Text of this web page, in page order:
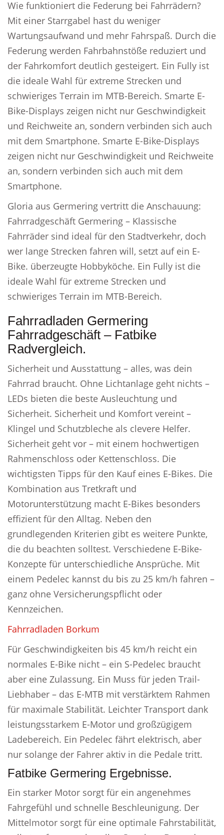
Wie funktioniert die Federung bei Fahrrädern?
Mit einer Starrgabel hast du weniger
Wartungsaufwand und mehr Fahrspaß. Durch die
Federung werden Fahrbahnstöße reduziert und
der Fahrkomfort deutlich gesteigert. Ein Fully ist
die ideale Wahl für extreme Strecken und
schwieriges Terrain im MTB-Bereich. Smarte E-
Bike-Displays zeigen nicht nur Geschwindigkeit
und Reichweite an, sondern verbinden sich auch
mit dem Smartphone. Smarte E-Bike-Displays
zeigen nicht nur Geschwindigkeit und Reichweite
an, sondern verbinden sich auch mit dem
Smartphone.
Gloria aus Germering vertritt die Anschauung:
Fahrradgeschäft Germering – Klassische
Fahrräder sind ideal für den Stadtverkehr, doch
wer lange Strecken fahren will, setzt auf ein E-
Bike. überzeugte Hobbyköche. Ein Fully ist die
ideale Wahl für extreme Strecken und
schwieriges Terrain im MTB-Bereich.
Fahrradladen Germering
Fahrradgeschäft – Fatbike
Radvergleich.
Sicherheit und Ausstattung – alles, was dein
Fahrrad braucht. Ohne Lichtanlage geht nichts –
LEDs bieten die beste Ausleuchtung und
Sicherheit. Sicherheit und Komfort vereint –
Klingel und Schutzbleche als clevere Helfer.
Sicherheit geht vor – mit einem hochwertigen
Rahmenschloss oder Kettenschloss. Die
wichtigsten Tipps für den Kauf eines E-Bikes. Die
Kombination aus Tretkraft und
Motorunterstützung macht E-Bikes besonders
effizient für den Alltag. Neben den
grundlegenden Kriterien gibt es weitere Punkte,
die du beachten solltest. Verschiedene E-Bike-
Konzepte für unterschiedliche Ansprüche. Mit
einem Pedelec kannst du bis zu 25 km/h fahren –
ganz ohne Versicherungspflicht oder
Kennzeichen.
Fahrradladen Borkum
Für Geschwindigkeiten bis 45 km/h reicht ein
normales E-Bike nicht – ein S-Pedelec braucht
aber eine Zulassung. Ein Muss für jeden Trail-
Liebhaber – das E-MTB mit verstärktem Rahmen
für maximale Stabilität. Leichter Transport dank
leistungsstarkem E-Motor und großzügigem
Ladebereich. Ein Pedelec fährt elektrisch, aber
nur solange der Fahrer aktiv in die Pedale tritt.
Fatbike Germering Ergebnisse.
Ein starker Motor sorgt für ein angenehmes
Fahrgefühl und schnelle Beschleunigung. Der
Mittelmotor sorgt für eine optimale Fahrstabilität,